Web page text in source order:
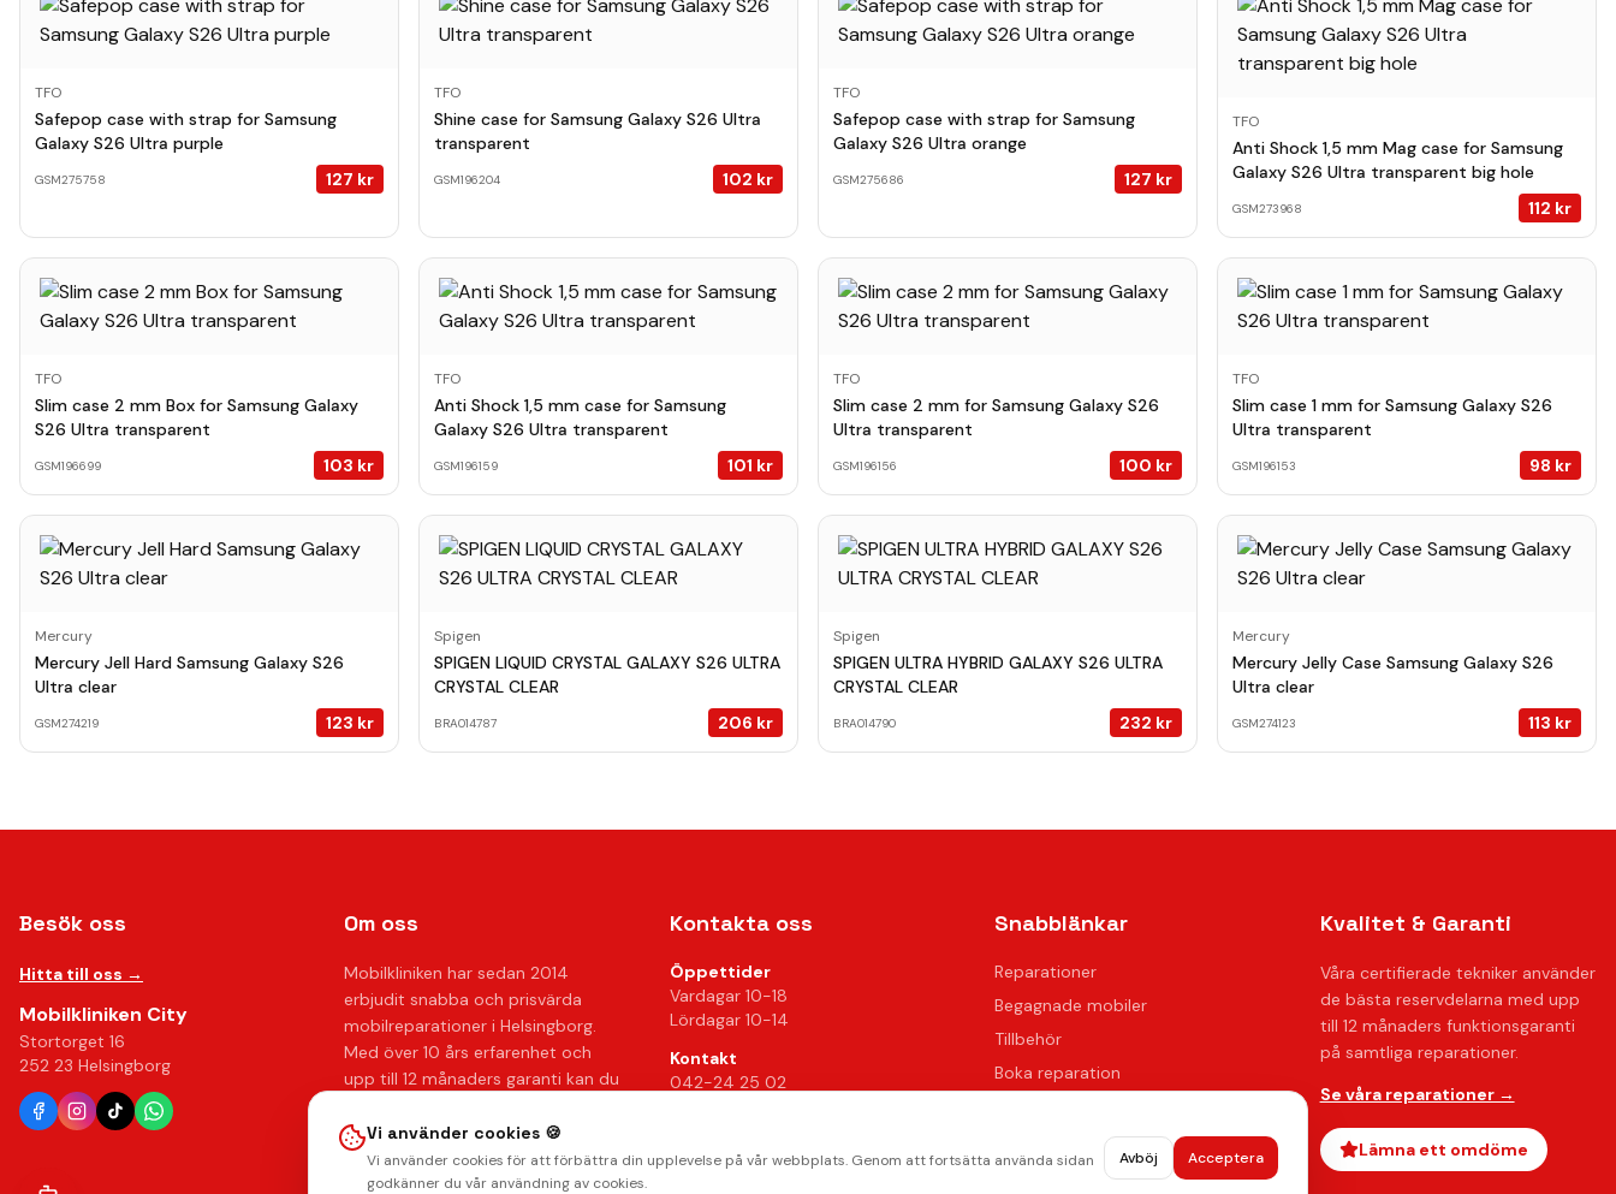
TFO
Safepop case with strap for Samsung
Galaxy S26 Ultra purple
GSM275758 127 kr
TFO
Shine case for Samsung Galaxy S26 Ultra
transparent
GSM196204 102 kr
TFO
Safepop case with strap for Samsung
Galaxy S26 Ultra orange
GSM275686 127 kr
TFO
Anti Shock 1,5 mm Mag case for Samsung
Galaxy S26 Ultra transparent big hole
GSM273968 112 kr
TFO
Slim case 2 mm Box for Samsung Galaxy
S26 Ultra transparent
GSM196699 103 kr
TFO
Anti Shock 1,5 mm case for Samsung
Galaxy S26 Ultra transparent
GSM196159 101 kr
TFO
Slim case 2 mm for Samsung Galaxy S26
Ultra transparent
GSM196156 100 kr
TFO
Slim case 1 mm for Samsung Galaxy S26
Ultra transparent
GSM196153 98 kr
Mercury
Mercury Jell Hard Samsung Galaxy S26
Ultra clear
GSM274219 123 kr
Spigen
SPIGEN LIQUID CRYSTAL GALAXY S26 ULTRA
CRYSTAL CLEAR
BRA014787 206 kr
Spigen
SPIGEN ULTRA HYBRID GALAXY S26 ULTRA
CRYSTAL CLEAR
BRA014790 232 kr
Mercury
Mercury Jelly Case Samsung Galaxy S26
Ultra clear
GSM274123 113 kr
Besök oss
Hitta till oss →
Mobilkliniken City
Stortorget 16
252 23 Helsingborg
Om oss
Mobilkliniken har sedan 2014
erbjudit snabba och prisvärda
mobilreparationer i Helsingborg.
Med över 10 års erfarenhet och
upp till 12 månaders garanti kan du
Läs mer om oss →
Kontakta oss
Öppettider
Vardagar 10-18
Lördagar 10-14
Kontakt
042-24 25 02
Org.nr: 556946-9199
Snabblänkar
Reparationer
Begagnade mobiler
Tillbehör
Boka reparation
Kvalitet & Garanti
Våra certifierade tekniker använder
de bästa reservdelarna med upp
till 12 månaders funktionsgaranti
på samtliga reparationer.
Se våra reparationer →
Lämna ett omdöme
Vi använder cookies 🍪
Vi använder cookies för att förbättra din upplevelse på vår webbplats. Genom att fortsätta använda sidan
godkänner du vår användning av cookies.
Avböj Acceptera